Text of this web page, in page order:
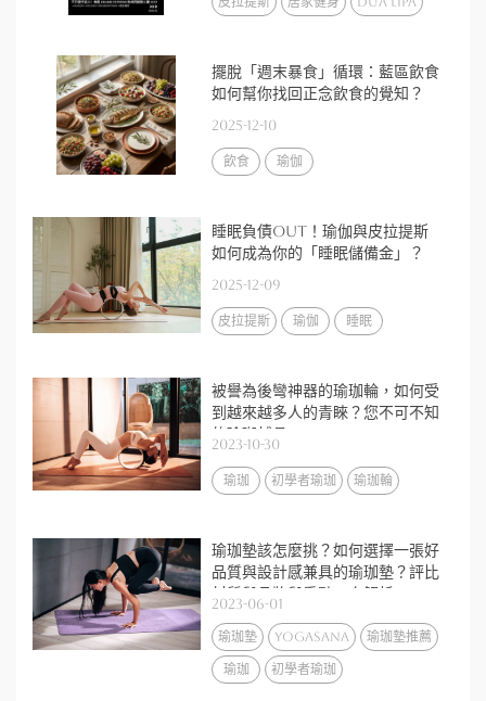
擺脫「週末暴食」循環：藍區飲食
如何幫你找回正念飲食的覺知？
2025-12-10
飲食 瑜伽
睡眠負債out！瑜伽與皮拉提斯
如何成為你的「睡眠儲備金」？
2025-12-09
皮拉提斯 瑜伽 睡眠
被譽為後彎神器的瑜珈輪，如何受
到越來越多人的青睞？您不可不知
的瑜珈輔具
2023-10-30
瑜珈 初學者瑜珈 瑜珈輪
瑜珈墊該怎麼挑？如何選擇一張好
品質與設計感兼具的瑜珈墊？評比
材質與品牌與重點一次解析
2023-06-01
瑜珈墊 yogasana 瑜珈墊推薦
瑜珈 初學者瑜珈